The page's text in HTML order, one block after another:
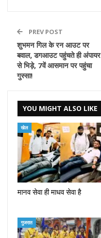
PREV POST
शुभमन गिल के रन आउट पर
बवाल, डगआउट पहुंचते ही अंपायर
से भिड़े, 7वें आसमान पर पहुंचा
गुस्सा!
YOU MIGHT ALSO LIKE
खेल
मानव सेवा ही माधव सेवा है
गुजरात